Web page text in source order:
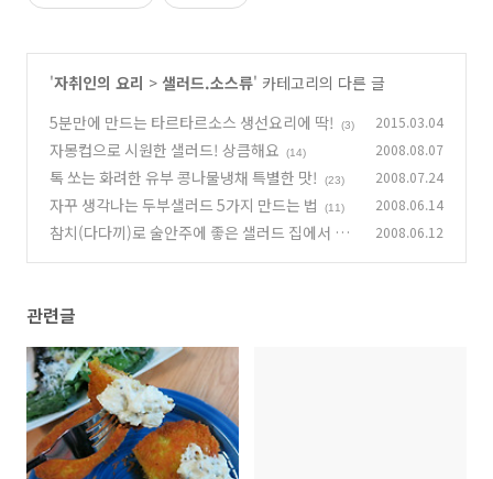
'자취인의 요리 > 샐러드.소스류' 카테고리의 다른 글
5분만에 만드는 타르타르소스 생선요리에 딱!
(3) 2015.03.04
자몽컵으로 시원한 샐러드! 상큼해요 (14) 2008.08.07
톡 쏘는 화려한 유부 콩나물냉채 특별한 맛! (23) 2008.07.24
자꾸 생각나는 두부샐러드 5가지 만드는 법 (11) 2008.06.14
참치(다다끼)로 술안주에 좋은 샐러드 집에서 즐
2008.06.12
관련글